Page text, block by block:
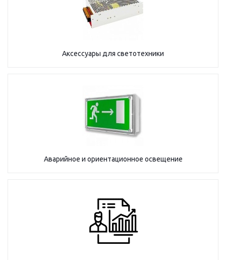
Аксессуары для светотехники
Аварийное и ориентационное освещение